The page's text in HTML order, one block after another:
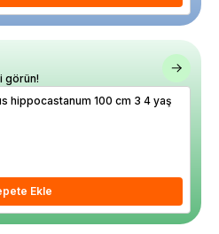
görün!
hippocastanum 100 cm 3 4 yaş
Ekle